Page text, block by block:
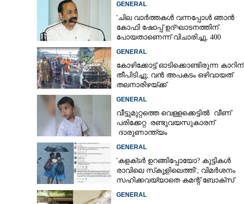
GENERAL
'ചില വാർത്തകൾ വന്നപ്പോൾ ഞാൻ
കോഫി ഷോപ്പ് ഉദ്ഘാടനത്തിന്
പോയതാണെന്ന് വിചാരിച്ചു, 400
GENERAL
കോഴിക്കോട്ട് ഓടിക്കൊണ്ടിരുന്ന കാറിന്
തീപിടിച്ചു; വൻ അപകടം ഒഴിവായത്
തലനാരിഴയ്ക്ക്
GENERAL
വീട്ടുമുറ്റത്തെ വെള്ളക്കെട്ടിൽ വീണ്
പരിക്കേറ്റ രണ്ടുവയസുകാരന്
ദാരുണാന്ത്യം
GENERAL
'കളക്‌ടർ ഉറങ്ങിപ്പോയോ? കുട്ടികൾ
രാവിലെ സ്‌കൂളിലെത്തി'; വിമർശനം
സഹിക്കവയ്യാതെ കമന്റ് ബോക്‌സ്
GENERAL